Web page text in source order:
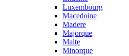
Luxembourg
Macedoine
Madere
Majorque
Malte
Minorque